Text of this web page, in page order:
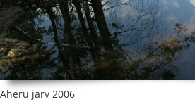
Aheru järv 2006